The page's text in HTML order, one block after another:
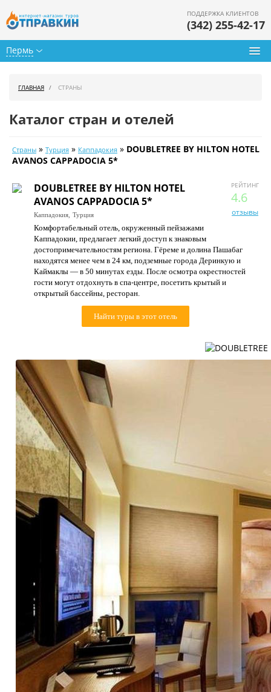
Пермь
ПОДДЕРЖКА КЛИЕНТОВ
(342) 255-42-17
Календарь туров
Цены дня
Страны
Как купить
О нас
Контакты
ГЛАВНАЯ СТРАНЫ
Каталог стран и отелей
Страны » Турция » Каппадокия » DOUBLETREE BY HILTON HOTEL
AVANOS CAPPADOCIA 5*
РЕЙТИНГ
4.6
отзывы
DOUBLETREE BY HILTON HOTEL
AVANOS CAPPADOCIA 5*
Каппадокия, Турция
Комфортабельный отель, окруженный пейзажами
Каппадокии, предлагает легкий доступ к знаковым
достопримечательностям региона. Гёреме и долина Пашабаг
находятся менее чем в 24 км, подземные города Деринкую и
Каймаклы — в 50 минутах езды. После осмотра окрестностей
гости могут отдохнуть в спа-центре, посетить крытый и
открытый бассейны, ресторан.
Найти туры в этот отель